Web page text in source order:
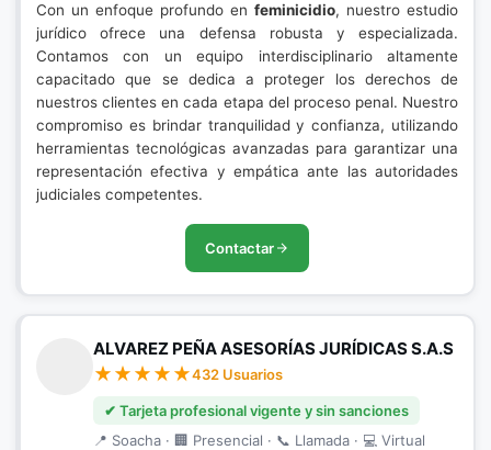
Con un enfoque profundo en feminicidio, nuestro estudio
jurídico ofrece una defensa robusta y especializada.
Contamos con un equipo interdisciplinario altamente
capacitado que se dedica a proteger los derechos de
nuestros clientes en cada etapa del proceso penal. Nuestro
compromiso es brindar tranquilidad y confianza, utilizando
herramientas tecnológicas avanzadas para garantizar una
representación efectiva y empática ante las autoridades
judiciales competentes.
Contactar
ALVAREZ PEÑA ASESORÍAS JURÍDICAS S.A.S
432 Usuarios
✔ Tarjeta profesional vigente y sin sanciones
📍 Soacha · 🏢 Presencial · 📞 Llamada · 💻 Virtual